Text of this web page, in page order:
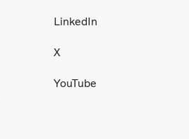
LinkedIn
X
YouTube